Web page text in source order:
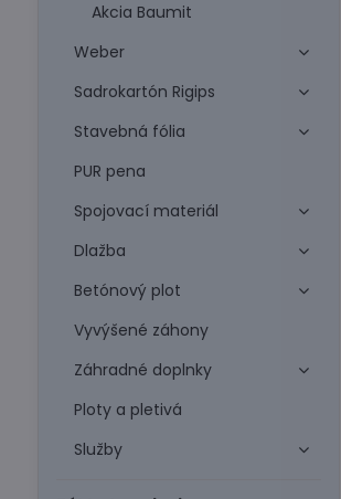
Akcia Baumit
Weber
Sadrokartón Rigips
Stavebná fólia
PUR pena
Spojovací materiál
Dlažba
Betónový plot
Vyvýšené záhony
Záhradné doplnky
Ploty a pletivá
Služby